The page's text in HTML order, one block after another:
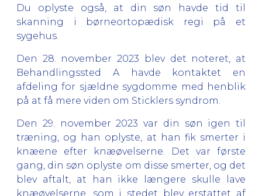
Du oplyste også, at din søn havde tid til
skanning i børneortopædisk regi på et
sygehus.
Den 28. november 2023 blev det noteret, at
Behandlingssted A havde kontaktet en
afdeling for sjældne sygdomme med henblik
på at få mere viden om Sticklers syndrom.
Den 29. november 2023 var din søn igen til
træning, og han oplyste, at han fik smerter i
knæene efter knæøvelserne. Det var første
gang, din søn oplyste om disse smerter, og det
blev aftalt, at han ikke længere skulle lave
knæøvelserne, som i stedet blev erstattet af